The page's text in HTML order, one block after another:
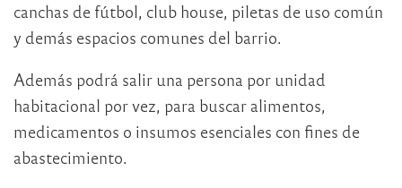
canchas de fútbol, club house, piletas de uso común
y demás espacios comunes del barrio.
Además podrá salir una persona por unidad
habitacional por vez, para buscar alimentos,
medicamentos o insumos esenciales con fines de
abastecimiento.